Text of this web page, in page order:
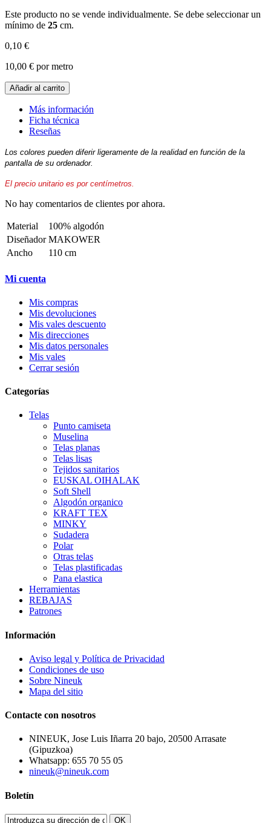
Este producto no se vende individualmente. Se debe seleccionar un
mínimo de 25 cm.
0,10 €
10,00 € por metro
Añadir al carrito
Más información
Ficha técnica
Reseñas
Los colores pueden diferir ligeramente de la realidad en función de la
pantalla de su ordenador.
El precio unitario es por centímetros.
No hay comentarios de clientes por ahora.
Material
100% algodón
Diseñador MAKOWER
Ancho
110 cm
Mi cuenta
Mis compras
Mis devoluciones
Mis vales descuento
Mis direcciones
Mis datos personales
Mis vales
Cerrar sesión
Categorías
Telas
Punto camiseta
Muselina
Telas planas
Telas lisas
Tejidos sanitarios
EUSKAL OIHALAK
Soft Shell
Algodón organico
KRAFT TEX
MINKY
Sudadera
Polar
Otras telas
Telas plastificadas
Pana elastica
Herramientas
REBAJAS
Patrones
Información
Aviso legal y Política de Privacidad
Condiciones de uso
Sobre Nineuk
Mapa del sitio
Contacte con nosotros
NINEUK, Jose Luis Iñarra 20 bajo, 20500 Arrasate
(Gipuzkoa)
Whatsapp: 655 70 55 05
nineuk@nineuk.com
Boletín
OK